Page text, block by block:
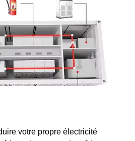
votre propre électricité